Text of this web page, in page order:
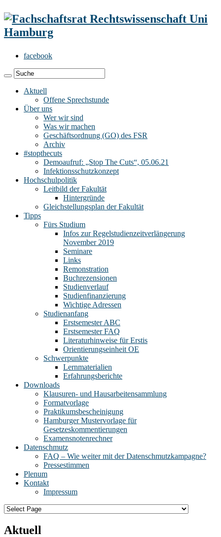
facebook
Aktuell
Offene Sprechstunde
Über uns
Wer wir sind
Was wir machen
Geschäftsordnung (GO) des FSR
Archiv
#stopthecuts
Demoaufruf: „Stop The Cuts“, 05.06.21
Infektionsschutzkonzept
Hochschulpolitik
Leitbild der Fakultät
Hintergründe
Gleichstellungsplan der Fakultät
Tipps
Fürs Studium
Infos zur Regelstudienzeitverlängerung
November 2019
Seminare
Links
Remonstration
Buchrezensionen
Studienverlauf
Studienfinanzierung
Wichtige Adressen
Studienanfang
Erstsemester ABC
Erstsemester FAQ
Literaturhinweise für Erstis
Orientierungseinheit OE
Schwerpunkte
Lernmaterialien
Erfahrungsberichte
Downloads
Klausuren- und Hausarbeitensammlung
Formatvorlage
Praktikumsbescheinigung
Hamburger Mustervorlage für
Gesetzeskommentierungen
Examensnotenrechner
Datenschmutz
FAQ – Wie weiter mit der Datenschmutzkampagne?
Pressestimmen
Plenum
Kontakt
Impressum
Aktuell